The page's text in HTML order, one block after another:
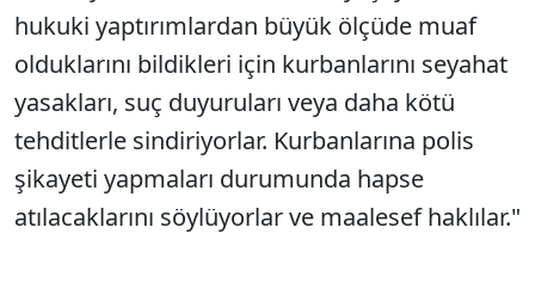
hukuki yaptırımlardan büyük ölçüde muaf
olduklarını bildikleri için kurbanlarını seyahat
yasakları, suç duyuruları veya daha kötü
tehditlerle sindiriyorlar. Kurbanlarına polis
şikayeti yapmaları durumunda hapse
atılacaklarını söylüyorlar ve maalesef haklılar."